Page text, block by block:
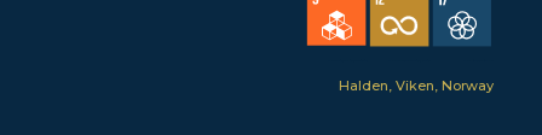
Halden, Viken, Norway